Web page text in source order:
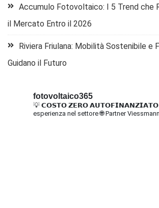
Accumulo Fotovoltaico: I 5 Trend che
il Mercato Entro il 2026
Riviera Friulana: Mobilità Sostenibile e
Guidano il Futuro
fotovoltaico365
💡 𝗖𝗢𝗦𝗧𝗢 𝗭𝗘𝗥𝗢 𝗔𝗨𝗧𝗢𝗙𝗜𝗡𝗔𝗡𝗭𝗜𝗔𝗧𝗢
esperienza nel settore🌐 Partner Viessmann